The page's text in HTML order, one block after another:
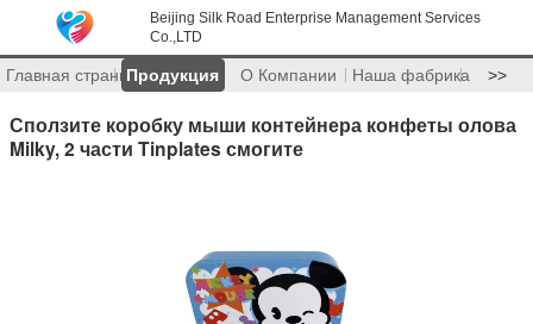
Beijing Silk Road Enterprise Management Services
Co.,LTD
Главная страницаПродукция О Компании Наша фабрика >>
Сползите коробку мыши контейнера конфеты олова
Milky, 2 части Tinplates смогите